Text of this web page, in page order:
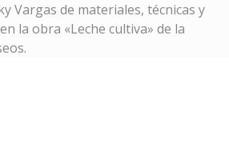
Vargas de materiales, técnicas y
la obra «Leche cultiva» de la